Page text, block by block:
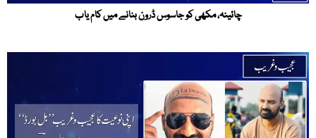
چائینہ، مکھی کو جاسوس ڈرون بنانے میں کام یاب